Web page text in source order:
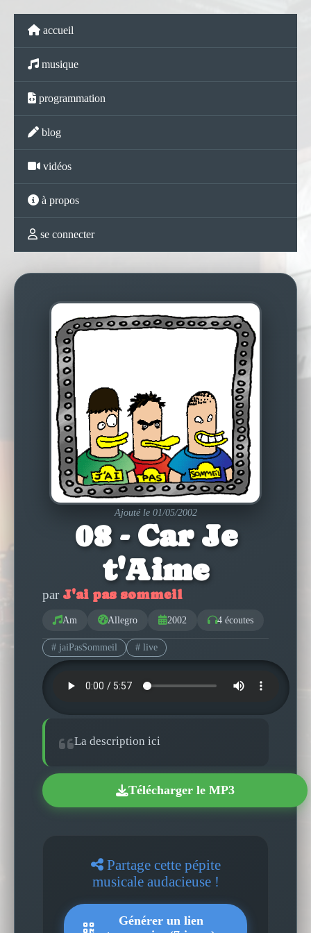
accueil
musique
programmation
blog
vidéos
à propos
se connecter
Ajouté le 01/05/2002
08 - Car Je
t'Aime
par J'ai pas sommeil
Am Allegro 2002 4 écoutes
# jaiPasSommeil # live
La description ici
Télécharger le MP3
Partage cette pépite
musicale audacieuse !
Générer un lien